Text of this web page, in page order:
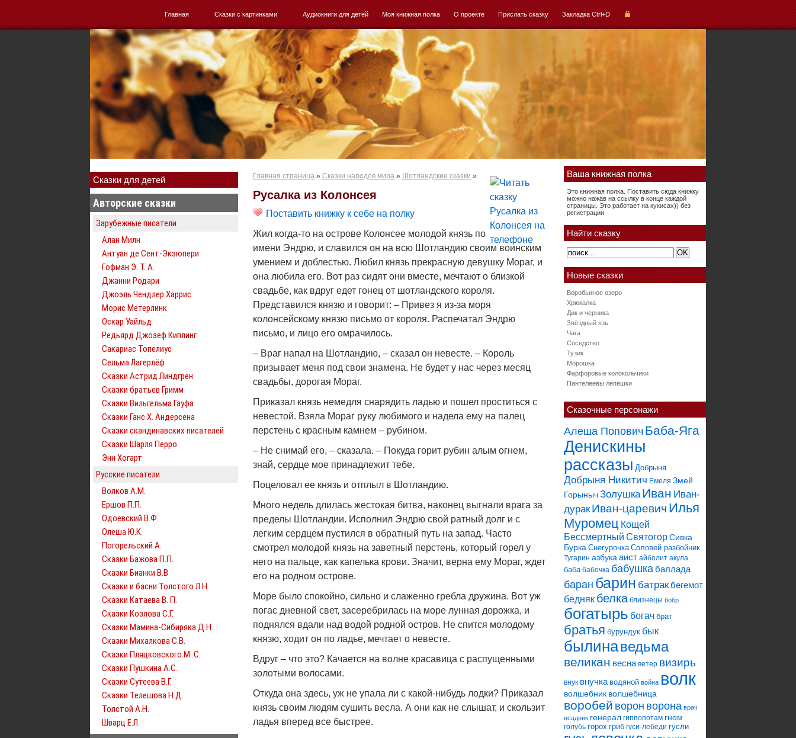
Главная Сказки с картинками Аудиокниги для детей Моя книжная полка О проекте Прислать сказку Закладка Ctrl+D
Сказки для детей
Авторские сказки
Зарубежные писатели
Алан Милн
Антуан де Сент-Экзюпери
Гофман Э. Т. А.
Джанни Родари
Джоэль Чендлер Харрис
Морис Метерлинк
Оскар Уайльд
Редьярд Джозеф Киплинг
Сакариас Топелиус
Сельма Лагерлёф
Сказки Астрид Линдгрен
Сказки братьев Гримм
Сказки Вильгельма Гауфа
Сказки Ганс Х. Андерсена
Сказки скандинавских писателей
Сказки Шарля Перро
Энн Хогарт
Русские писатели
Волков А.М.
Ершов П.П.
Одоевский В.Ф.
Олеша Ю.К.
Погорельский А.
Сказки Бажова П.П.
Сказки Бианки В.В
Сказки и басни Толстого Л.Н.
Сказки Катаева В. П.
Сказки Козлова С.Г.
Сказки Мамина-Сибиряка Д.Н.
Сказки Михалкова С.В.
Сказки Пляцковского М. С.
Сказки Пушкина А.С.
Сказки Сутеева В.Г.
Сказки Телешова Н.Д.
Толстой А.Н.
Шварц Е.Л.
Главная страница » Сказки народов мира » Шотландские сказки »
Русалка из Колонсея
Поставить книжку к себе на полку
Жил когда-то на острове Колонсее молодой князь по
имени Эндрю, и славился он на всю Шотландию своим воинским
умением и доблестью. Любил князь прекрасную девушку Мораг, и
она любила его. Вот раз сидят они вместе, мечтают о близкой
свадьбе, как вдруг едет гонец от шотландского короля.
Представился князю и говорит: – Привез я из-за моря
колонсейскому князю письмо от короля. Распечатал Эндрю
письмо, и лицо его омрачилось.
– Враг напал на Шотландию, – сказал он невесте. – Король
призывает меня под свои знамена. Не будет у нас через месяц
свадьбы, дорогая Мораг.
Приказал князь немедля снарядить ладью и пошел проститься с
невестой. Взяла Мораг руку любимого и надела ему на палец
перстень с красным камнем – рубином.
– Не снимай его, – сказала. – Покуда горит рубин алым огнем,
знай, сердце мое принадлежит тебе.
Поцеловал ее князь и отплыл в Шотландию.
Много недель длилась жестокая битва, наконец выгнали врага за
пределы Шотландии. Исполнил Эндрю свой ратный долг и с
легким сердцем пустился в обратный путь на запад. Часто
смотрел молодой князь на заветный перстень, который горел у
него на пальце, как капелька крови. Значит, верна ему Мораг, ждет
его на родном острове.
Море было спокойно, сильно и слаженно гребла дружина. Вот уж
погас дневной свет, засеребрилась на море лунная дорожка, и
поднялся вдали над водой родной остров. Не спится молодому
князю, ходит он по ладье, мечтает о невесте.
Вдруг – что это? Качается на волне красавица с распущенными
золотыми волосами.
Откуда она здесь, уж не упала ли с какой-нибудь лодки? Приказал
князь своим людям сушить весла. А они как не слышат, и скользит
ладья вперед все быстрее.
Ваша книжная полка
Это книжная полка. Поставить сюда книжку
можно нажав на ссылку в конце каждой
страницы. Это работает на кукисах)) без
регистрации
Найти сказку
Новые сказки
Воробьиное озеро
Хрюкалка
Дик и черника
Звёздный язь
Чага
Соседство
Тузик
Морошка
Фарфоровые колокольчики
Пантелеевы лепёшки
Сказочные персонажи
Алеша Попович Баба-Яга
Денискины
рассказы Добрыня
Добрыня Никитич Емеля Змей
ГорынычЗолушка Иван Иван-
дурак Иван-царевич Илья
Муромец Кощей
Бессмертный СвятогорСивка
Бурка Снегурочка Соловей разбойник
Тугарин азбука аист айболит акула
баба бабочка бабушкабаллада
баран барин батракбегемот
бедняк белка близнецы бобр
богатырь богач брат
братья бурундук бык
былинаведьма
великан весна ветер визирь
внук внучка водяной война волк
волшебник волшебница
воробей ворон ворона врач
всадник генерал гиппопотам гном
голубь горох гриб гуси-лебеди гусли